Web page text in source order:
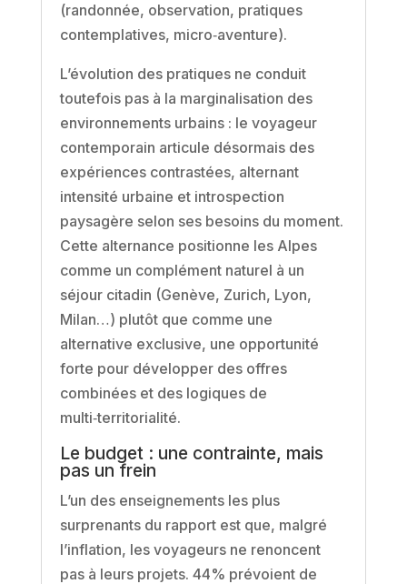
(randonnée, observation, pratiques
contemplatives, micro‑aventure).
L’évolution des pratiques ne conduit
toutefois pas à la marginalisation des
environnements urbains : le voyageur
contemporain articule désormais des
expériences contrastées, alternant
intensité urbaine et introspection
paysagère selon ses besoins du moment.
Cette alternance positionne les Alpes
comme un complément naturel à un
séjour citadin (Genève, Zurich, Lyon,
Milan…) plutôt que comme une
alternative exclusive, une opportunité
forte pour développer des offres
combinées et des logiques de
multi‑territorialité.
Le budget : une contrainte, mais
pas un frein
L’un des enseignements les plus
surprenants du rapport est que, malgré
l’inflation, les voyageurs ne renoncent
pas à leurs projets. 44% prévoient de